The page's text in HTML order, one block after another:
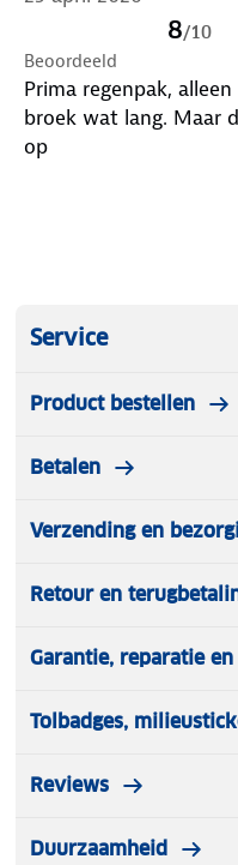
8/10
Beoordeeld
Prima regenpak,
broek wat lang. Maar
op
Service
Product bestellen
Betalen
Verzending en
Retour en
Garantie, reparatie
Tolbadges,
Reviews
Duurzaamheid